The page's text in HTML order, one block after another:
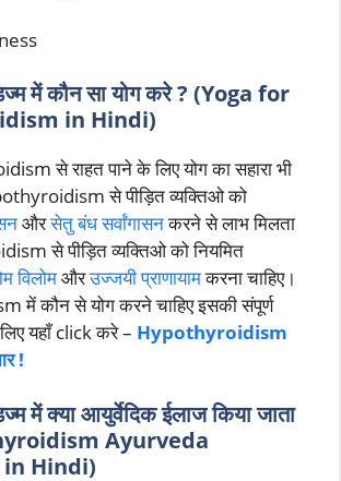
में कौन सा योग करे ? (Yoga for
in Hindi)
से राहत पाने के लिए योग का सहारा भी
से पीड़ित व्यक्तिओ को
औरसेतु बंधसर्वांगासनकरने से लाभ मिलता
से पीड़ित व्यक्तिओ को नियमित
विलोमऔरउज्जयी प्राणायामकरना चाहिए।
में कौन से योग करने चाहिए इसकी संपूर्ण
यहाँ click करे – Hypothyroidism
!
में क्या आयुर्वेदिक ईलाज किया जाता
Ayurveda
Hindi)